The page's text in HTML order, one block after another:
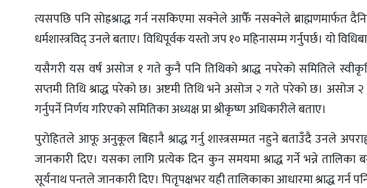
त्यसपछि पनि सोह्रश्राद्ध गर्न नसकिएमा सक्नेले आफैँ नसक्नेले ब्राह्मणमार्फत
धर्मशास्त्रविद् उनले बताए। विधिपूर्वक यस्तो जप १० महिनासम्म गर्नुपर्छ। यो
यसैगरी यस वर्ष असोज १ गते कुनै पनि तिथिको श्राद्ध नपरेको समितिले
सप्तमी तिथि श्राद्ध परेको छ। अष्टमी तिथि भने असोज २ गते परेको छ। असोज २
गर्नुपर्ने निर्णय गरिएको समितिका अध्यक्ष प्रा श्रीकृष्ण अधिकारीले बताए।
पुरोहितले आफू अनुकूल बिहानै श्राद्ध गर्नु शास्त्रसम्मत नहुने बताउँदै उनले
जानकारी दिए। यसका लागि प्रत्येक दिन कुन समयमा श्राद्ध गर्ने भन्ने तालिका
सूर्यनाथ पन्तले जानकारी दिए। पितृपक्षभर यही तालिकाका आधारमा श्राद्ध गर्न